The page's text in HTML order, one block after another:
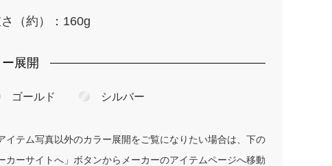
（約）：160g
展開
ゴールド シルバー
イテム写真以外のカラー展開をご覧になりたい場合は、下の
カーサイトへ」ボタンからメーカーのアイテムページへ移動